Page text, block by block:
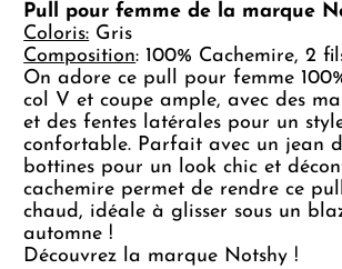
Pull pour femme de la marque
Coloris: Gris
Composition: 100% Cachemire, 2
On adore ce pull pour femme
col V et coupe ample, avec des
et des fentes latérales pour un
confortable. Parfait avec un jean
bottines pour un look chic et
cachemire permet de rendre ce
chaud, idéale à glisser sous un
automne !
Découvrez la marque Notshy !